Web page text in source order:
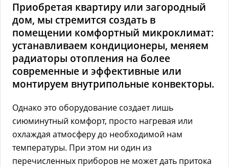
Приобретая квартиру или загородный
дом, мы стремится создать в
помещении комфортный микроклимат:
устанавливаем кондиционеры, меняем
радиаторы отопления на более
современные и эффективные или
монтируем внутрипольные конвекторы.
Однако это оборудование создает лишь
сиюминутный комфорт, просто нагревая или
охлаждая атмосферу до необходимой нам
температуры. При этом ни один из
перечисленных приборов не может дать притока